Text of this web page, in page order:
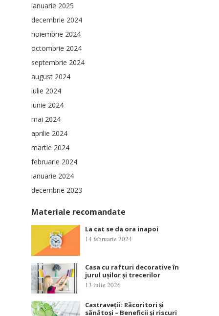
ianuarie 2025
decembrie 2024
noiembrie 2024
octombrie 2024
septembrie 2024
august 2024
iulie 2024
iunie 2024
mai 2024
aprilie 2024
martie 2024
februarie 2024
ianuarie 2024
decembrie 2023
Materiale recomandate
La cat se da ora inapoi
14 februarie 2024
Casa cu rafturi decorative în
jurul ușilor și trecerilor
13 iulie 2026
Castraveții: Răcoritori și
sănătoși – Beneficii și riscuri